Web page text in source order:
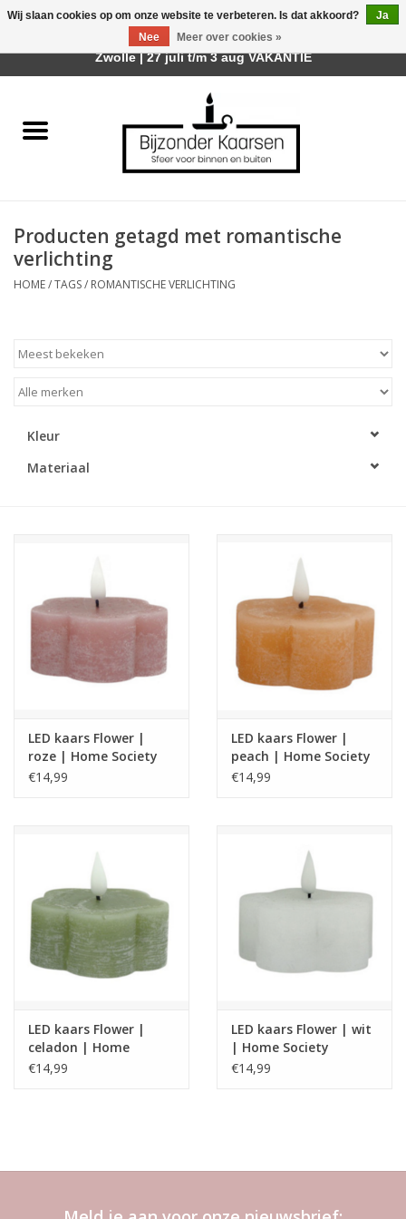
Räder Design Stories
Geurkaarsen
Tafelhaarden
Kaarsenhouders
LED Kaarsen
Huisparfums
Merken
Producten getagd met romantische
verlichting
HOME/TAGS/ ROMANTISCHE VERLICHTING
Kleur
Materiaal
LED kaars Flower |
roze | Home Society
€14,99
LED kaars Flower |
peach | Home Society
€14,99
LED kaars Flower |
celadon | Home
Society
€14,99
LED kaars Flower | wit
| Home Society
€14,99
Wij slaan cookies op om onze website te verbeteren. Is dat akkoord?
Ja
Nee
Meer over cookies »
Afhalen is mogelijk bij mijn winkel Trotz | Belvederelaan 107
Zwolle | 27 juli t/m 3 aug VAKANTIE